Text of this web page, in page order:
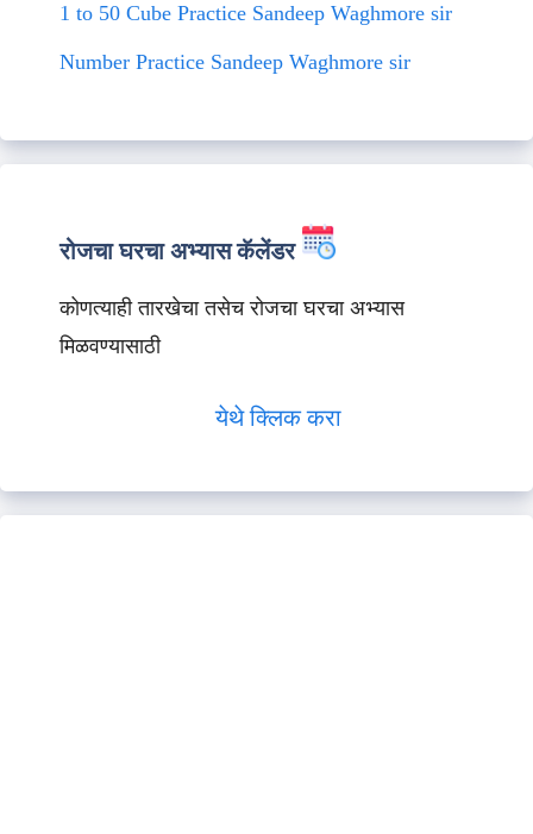
1 to 50 Cube Practice Sandeep Waghmore sir
Number Practice Sandeep Waghmore sir
रोजचा घरचा अभ्यास कॅलेंडर
कोणत्याही तारखेचा तसेच रोजचा घरचा अभ्यास
मिळवण्यासाठी
येथे क्लिक करा